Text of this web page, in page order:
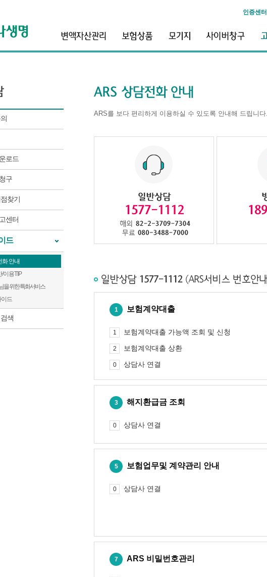
인증센터
로드
구
찾기
센터
드
화 안내
이용TIP
을 위한 특화서비스
드
색
ARS를 보다 편리하게 이용하실 수 있도록 안내해 드립니다.
1 보험계약대출
1 보험계약대출 가능액 조회 및 신청
2 보험계약대출 상환
0 상담사 연결
3 해지환급금 조회
0 상담사 연결
5 보험업무및 계약관리 안내
0 상담사 연결
7 ARS 비밀번호관리